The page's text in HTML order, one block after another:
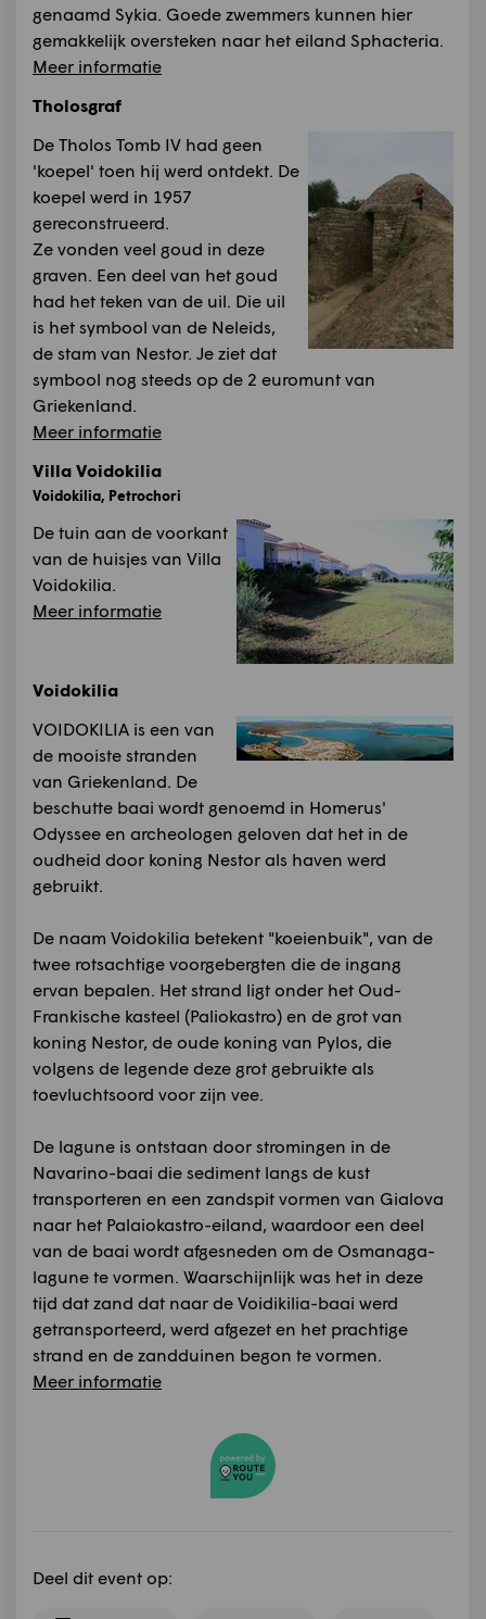
genaamd Sykia. Goede zwemmers kunnen hier
gemakkelijk oversteken naar het eiland Sphacteria.
Meer informatie
Tholosgraf
De Tholos Tomb IV had geen
'koepel' toen hij werd ontdekt. De
koepel werd in 1957
gereconstrueerd.
Ze vonden veel goud in deze
graven. Een deel van het goud
had het teken van de uil. Die uil
is het symbool van de Neleids,
de stam van Nestor. Je ziet dat
symbool nog steeds op de 2 euromunt van
Griekenland.
Meer informatie
Villa Voidokilia
Voidokilia, Petrochori
De tuin aan de voorkant
van de huisjes van Villa
Voidokilia.
Meer informatie
Voidokilia
VOIDOKILIA is een van
de mooiste stranden
van Griekenland. De
beschutte baai wordt genoemd in Homerus'
Odyssee en archeologen geloven dat het in de
oudheid door koning Nestor als haven werd
gebruikt.
De naam Voidokilia betekent "koeienbuik", van de
twee rotsachtige voorgebergten die de ingang
ervan bepalen. Het strand ligt onder het Oud-
Frankische kasteel (Paliokastro) en de grot van
koning Nestor, de oude koning van Pylos, die
volgens de legende deze grot gebruikte als
toevluchtsoord voor zijn vee.
De lagune is ontstaan door stromingen in de
Navarino-baai die sediment langs de kust
transporteren en een zandspit vormen van Gialova
naar het Palaiokastro-eiland, waardoor een deel
van de baai wordt afgesneden om de Osmanaga-
lagune te vormen. Waarschijnlijk was het in deze
tijd dat zand dat naar de Voidikilia-baai werd
getransporteerd, werd afgezet en het prachtige
strand en de zandduinen begon te vormen.
Meer informatie
Deel dit event op: